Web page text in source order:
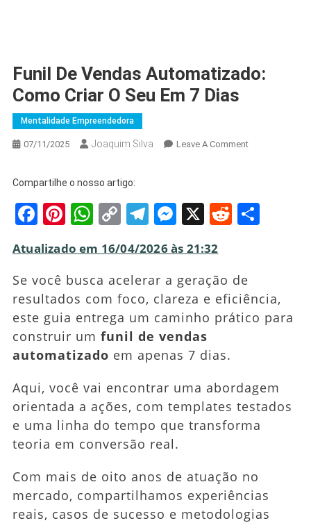
Funil De Vendas Automatizado:
Como Criar O Seu Em 7 Dias
Mentalidade Empreendedora
07/11/2025 Joaquim Silva Leave A CommentOn
Automatizado:
Como
7
Dias
Compartilhe o nosso artigo:
Facebook
Pinterest
WhatsApp
CopyTelegram
Messenger
X Reddit
Atualizado em 16/04/2026 às 21:32
Se você busca acelerar a geração de
resultados com foco, clareza e eficiência,
este guia entrega um caminho prático para
construir um funil de vendas
automatizado em apenas 7 dias.
Aqui, você vai encontrar uma abordagem
orientada a ações, com templates testados
e uma linha do tempo que transforma
teoria em conversão real.
Com mais de oito anos de atuação no
mercado, compartilhamos experiências
reais, casos de sucesso e metodologias